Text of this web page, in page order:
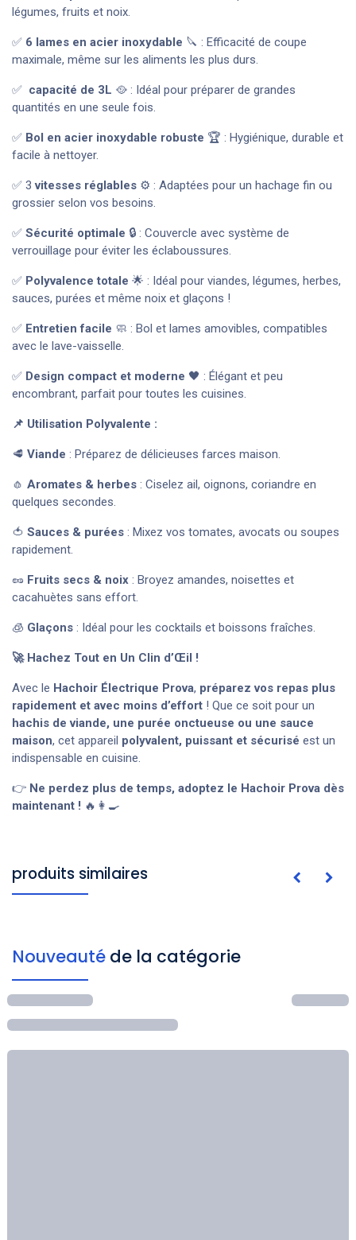
légumes, fruits et noix.
✅ 6 lames en acier inoxydable 🔪 : Efficacité de coupe
maximale, même sur les aliments les plus durs.
✅ capacité de 3L 🥘 : Idéal pour préparer de grandes
quantités en une seule fois.
✅ Bol en acier inoxydable robuste 🏆 : Hygiénique, durable et
facile à nettoyer.
✅ 3 vitesses réglables ⚙️ : Adaptées pour un hachage fin ou
grossier selon vos besoins.
✅ Sécurité optimale 🔒 : Couvercle avec système de
verrouillage pour éviter les éclaboussures.
✅ Polyvalence totale 🌟 : Idéal pour viandes, légumes, herbes,
sauces, purées et même noix et glaçons !
✅ Entretien facile 🧼 : Bol et lames amovibles, compatibles
avec le lave-vaisselle.
✅ Design compact et moderne 🖤 : Élégant et peu
encombrant, parfait pour toutes les cuisines.
📌 Utilisation Polyvalente :
🥩 Viande : Préparez de délicieuses farces maison.
🧄 Aromates & herbes : Ciselez ail, oignons, coriandre en
quelques secondes.
🍅 Sauces & purées : Mixez vos tomates, avocats ou soupes
rapidement.
🥜 Fruits secs & noix : Broyez amandes, noisettes et
cacahuètes sans effort.
🧊 Glaçons : Idéal pour les cocktails et boissons fraîches.
🚀 Hachez Tout en Un Clin d’Œil !
Avec le Hachoir Électrique Prova, préparez vos repas plus
rapidement et avec moins d’effort ! Que ce soit pour un
hachis de viande, une purée onctueuse ou une sauce
maison, cet appareil polyvalent, puissant et sécurisé est un
indispensable en cuisine.
👉 Ne perdez plus de temps, adoptez le Hachoir Prova dès
maintenant ! 🔥👩‍🍳
produits similaires
Nouveauté de la catégorie